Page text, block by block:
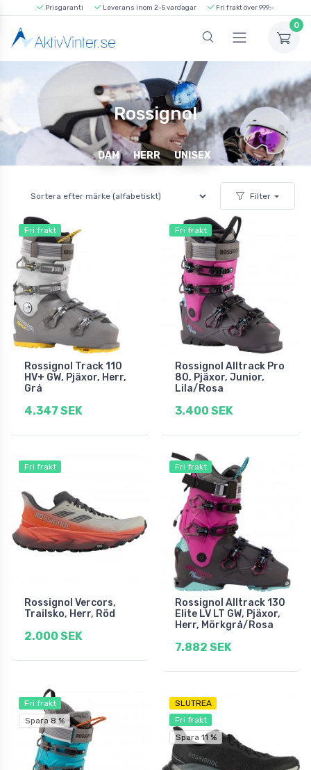
Prisgaranti Leverans inom 2-5 vardagar Fri frakt över 999:-
0
Rossignol
DAM HERR UNISEX
Filter
Fri frakt
Rossignol Track 110
HV+ GW, Pjäxor, Herr,
Grå
4.347 SEK
Fri frakt
Rossignol Alltrack Pro
80, Pjäxor, Junior,
Lila/Rosa
3.400 SEK
Fri frakt
Rossignol Vercors,
Trailsko, Herr, Röd
2.000 SEK
Fri frakt
Rossignol Alltrack 130
Elite LV LT GW, Pjäxor,
Herr, Mörkgrå/Rosa
7.882 SEK
Fri frakt
Spara 8 %
SLUTREA
Fri frakt
Spara 11 %